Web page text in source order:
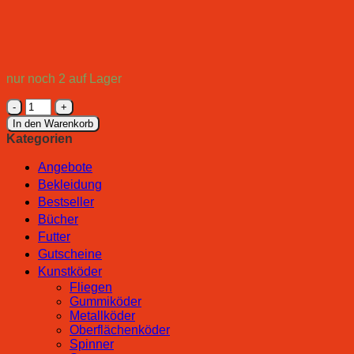
nur noch 2 auf Lager
Carp
Spirit
Stuhl
Blax
Moon
Chair
S
Menge
In den Warenkorb
Kategorien
Angebote
Bekleidung
Bestseller
Bücher
Futter
Gutscheine
Kunstköder
Fliegen
Gummiköder
Metallköder
Oberflächenköder
Spinner